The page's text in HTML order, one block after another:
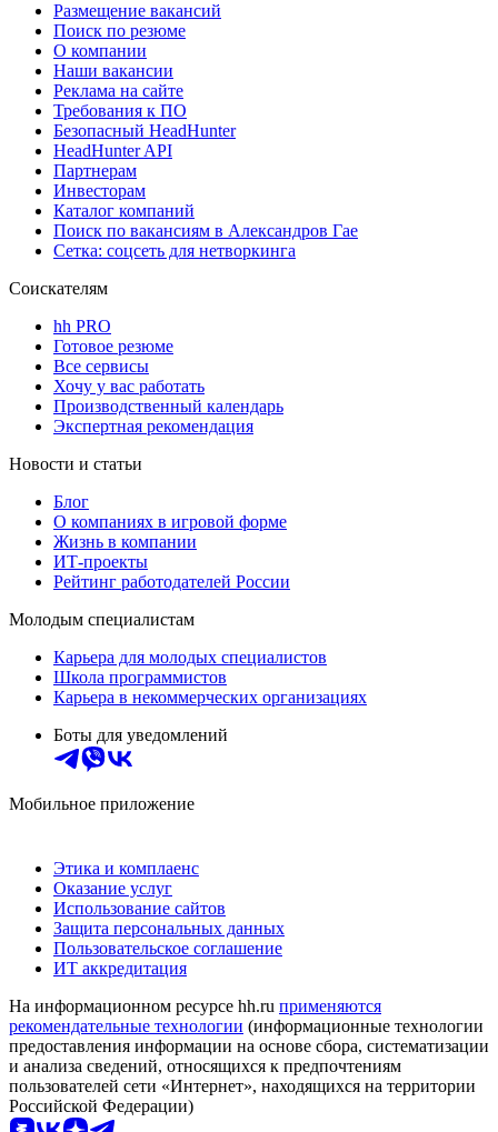
Размещение вакансий
Поиск по резюме
О компании
Наши вакансии
Реклама на сайте
Требования к ПО
Безопасный HeadHunter
HeadHunter API
Партнерам
Инвесторам
Каталог компаний
Поиск по вакансиям в Александров Гае
Сетка: соцсеть для нетворкинга
Соискателям
hh PRO
Готовое резюме
Все сервисы
Хочу у вас работать
Производственный календарь
Экспертная рекомендация
Новости и статьи
Блог
О компаниях в игровой форме
Жизнь в компании
ИТ-проекты
Рейтинг работодателей России
Молодым специалистам
Карьера для молодых специалистов
Школа программистов
Карьера в некоммерческих организациях
Боты для уведомлений
Мобильное приложение
Этика и комплаенс
Оказание услуг
Использование сайтов
Защита персональных данных
Пользовательское соглашение
ИТ аккредитация
На информационном ресурсе hh.ru применяются
рекомендательные технологии (информационные технологии
предоставления информации на основе сбора, систематизации
и анализа сведений, относящихся к предпочтениям
пользователей сети «Интернет», находящихся на территории
Российской Федерации)